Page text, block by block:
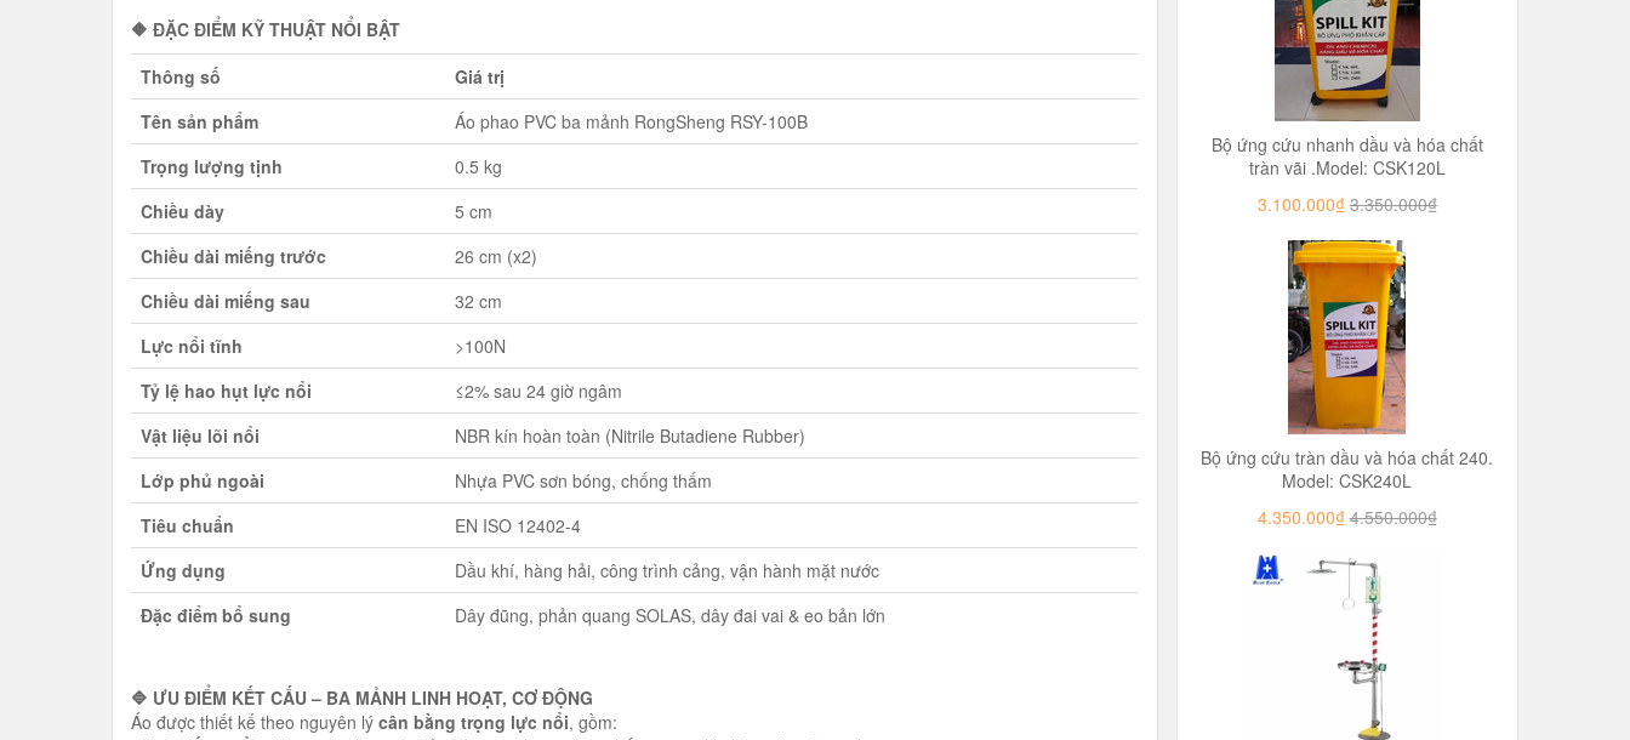
🔶 ĐẶC ĐIỂM KỸ THUẬT NỔI BẬT
Thông số
Giá trị
Tên sản phẩm
Áo phao PVC ba mảnh RongSheng RSY-100B
Trọng lượng tịnh
0.5 kg
Chiều dày
5 cm
Chiều dài miếng trước
26 cm (x2)
Chiều dài miếng sau
32 cm
Lực nổi tĩnh
>100N
Tỷ lệ hao hụt lực nổi
≤2% sau 24 giờ ngâm
Vật liệu lõi nổi
NBR kín hoàn toàn (Nitrile Butadiene Rubber)
Lớp phủ ngoài
Nhựa PVC sơn bóng, chống thấm
Tiêu chuẩn
EN ISO 12402-4
Ứng dụng
Dầu khí, hàng hải, công trình cảng, vận hành mặt nước
Đặc điểm bổ sung
Dây đũng, phản quang SOLAS, dây đai vai & eo bản lớn
🔷 ƯU ĐIỂM KẾT CẤU – BA MẢNH LINH HOẠT, CƠ ĐỘNG
Áo được thiết kế theo nguyên lý cân bằng trọng lực nổi, gồm:
Bộ ứng cứu nhanh dầu và hóa chất
tràn vãi .Model: CSK120L
3.100.000₫ 3.350.000₫
Bộ ứng cứu tràn dầu và hóa chất 240.
Model: CSK240L
4.350.000₫ 4.550.000₫